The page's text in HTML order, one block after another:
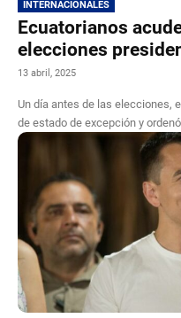
INTERNACIONALES
Ecuatorianos
elecciones
13 abril, 2025
Un día antes de las elecciones,
de estado de excepción y